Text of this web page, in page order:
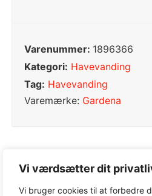
Vi værdsætter dit
Vi bruger cookies til at forbedre
Varenummer: 1896366
Kategori: Havevanding
Tag: Havevanding
Varemærke: Gardena